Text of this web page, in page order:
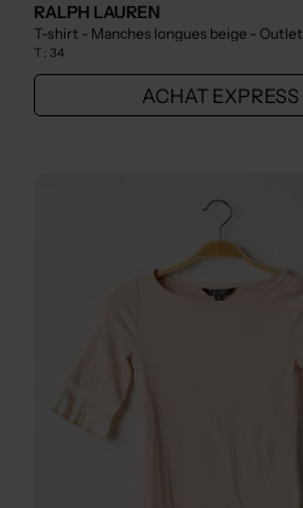
RALPH LAUREN
T-shirt - Manches longues beige - Outlet
T :34
ACHAT EXPRESS